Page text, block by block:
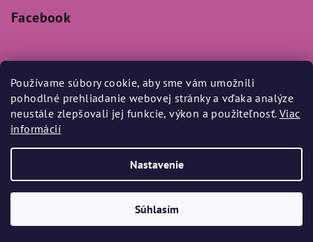
Používame súbory cookie, aby sme vám umožnili
pohodlné prehliadanie webovej stránky a vďaka analýze
neustále zlepšovali jej funkcie, výkon a použiteľnosť. Viac
informácií
Nastavenie
Súhlasím
Facebook
Prijímame online platby
Vytvoril Shoptet